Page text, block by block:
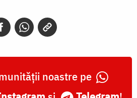
noastre pe